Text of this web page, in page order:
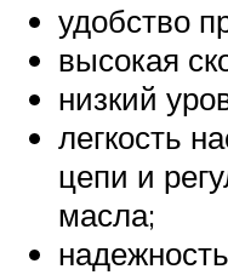
удобство
высокая
низкий
легкость
цепи и
масла;